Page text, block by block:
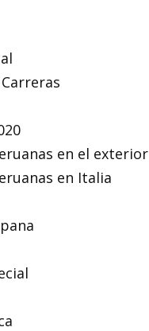
en el exterior
en Italia